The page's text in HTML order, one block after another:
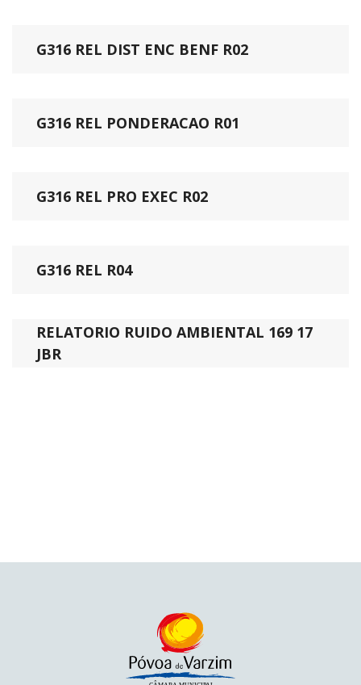
G316 REL DIST ENC BENF R02
G316 REL PONDERACAO R01
G316 REL PRO EXEC R02
G316 REL R04
RELATORIO RUIDO AMBIENTAL 169 17
JBR